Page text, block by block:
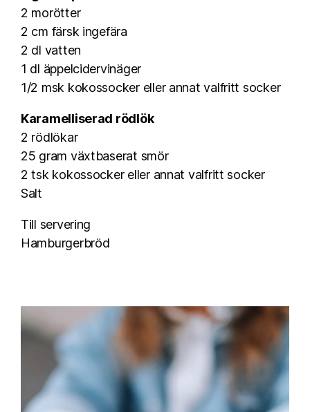
2 morötter
2 cm färsk ingefära
2 dl vatten
1 dl äppelcidervinäger
1/2 msk kokossocker eller annat valfritt socker
Karamelliserad rödlök
2 rödlökar
25 gram växtbaserat smör
2 tsk kokossocker eller annat valfritt socker
Salt
Till servering
Hamburgerbröd